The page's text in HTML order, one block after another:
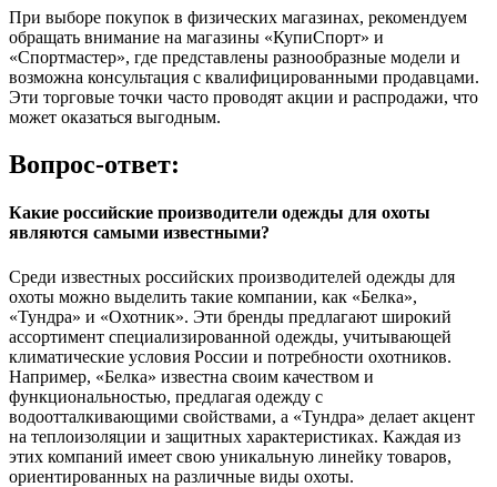
При выборе покупок в физических магазинах, рекомендуем
обращать внимание на магазины «КупиСпорт» и
«Спортмастер», где представлены разнообразные модели и
возможна консультация с квалифицированными продавцами.
Эти торговые точки часто проводят акции и распродажи, что
может оказаться выгодным.
Вопрос-ответ:
Какие российские производители одежды для охоты
являются самыми известными?
Среди известных российских производителей одежды для
охоты можно выделить такие компании, как «Белка»,
«Тундра» и «Охотник». Эти бренды предлагают широкий
ассортимент специализированной одежды, учитывающей
климатические условия России и потребности охотников.
Например, «Белка» известна своим качеством и
функциональностью, предлагая одежду с
водоотталкивающими свойствами, а «Тундра» делает акцент
на теплоизоляции и защитных характеристиках. Каждая из
этих компаний имеет свою уникальную линейку товаров,
ориентированных на различные виды охоты.